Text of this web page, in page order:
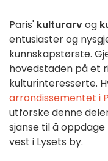
Paris' kulturarvog
entusiaster og
kunnskapstørste.
hovedstaden på et
kulturinteresserte.
arrondissementet i
utforske denne
sjanse til å oppdage
vest i Lysets by.